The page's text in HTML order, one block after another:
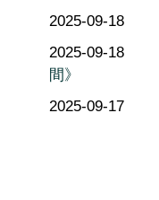
2025-09-18
2025-09-18
間》
2025-09-17